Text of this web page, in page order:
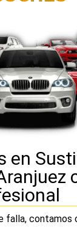
en
falla, contamos